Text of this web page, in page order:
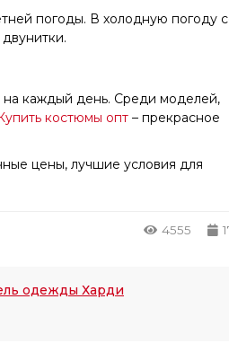
погоды. В холодную погоду
каждый день. Среди моделей,
костюмы опт – прекрасное
цены, лучшие условия для
4555
одежды Харди